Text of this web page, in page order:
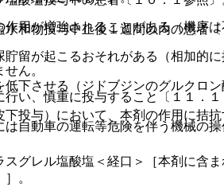
用が増強されることがある（機序は
が起こるおそれがある（相加的に
させる（ジドブジンのグルクロ
投与）において、本剤の作用に拮
グレル塩酸塩＜経口＞［本剤に含
。
和物投与中止後１週間以内の患者〔
い、慎重に投与すること〔１１．１
動車の運転等危険を伴う機械の操
ん。